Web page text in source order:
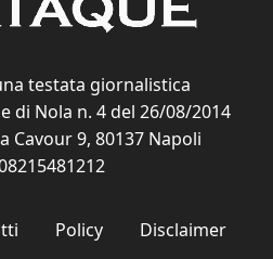
testata giornalistica
di Nola n. 4 del 26/08/2014
Cavour 9, 80137 Napoli
Policy
Disclaimer